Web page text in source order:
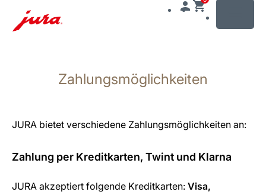
wechseln
Zahlungsmöglichkeiten
JURA bietet verschiedene Zahlungsmöglichkeiten an:
Zahlung per Kreditkarten, Twint und Klarna
JURA akzeptiert folgende Kreditkarten: Visa,